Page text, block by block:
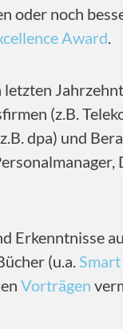
oder noch
Award.
(z.B.
dpa) und
Erkenntnisse
(u.a.
Vorträgen